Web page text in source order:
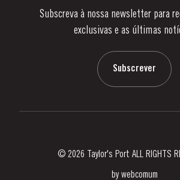
Notícias e Eventos
Subscreva à nossa newsletter para
exclusivas e as últimas
Subscrever
© 2026 Taylor's Port ALL RIGHTS
by webcomum